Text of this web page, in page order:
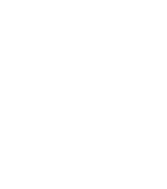
nebo po schodech z balkonu.
jsou totožná.
15.10.)
bar)